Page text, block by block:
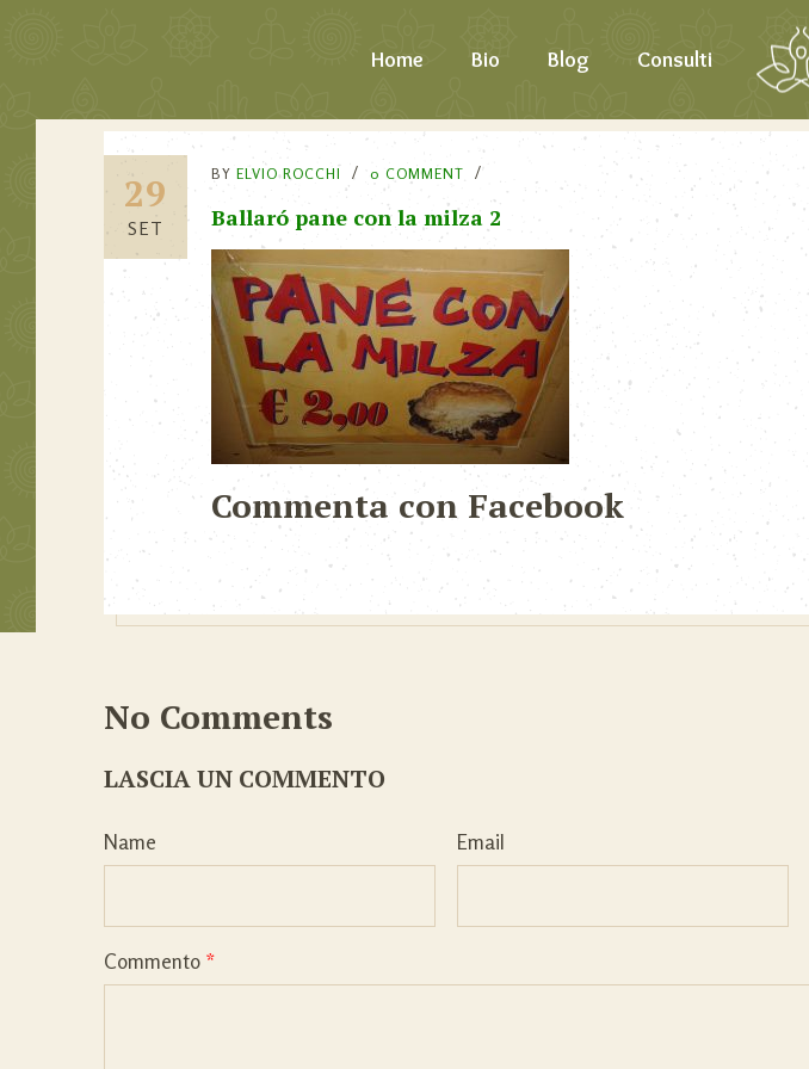
Home Bio Blog Consulti
29
SET
BY ELVIO ROCCHI 0 COMMENT
Ballaró pane con la milza 2
Commenta con Facebook
No Comments
LASCIA UN COMMENTO
Name Email
Commento *